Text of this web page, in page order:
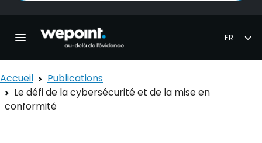
Ouvrir la navigation principale
Accueil
Publications
Le défi de la cybersécurité et de la mise en
conformité